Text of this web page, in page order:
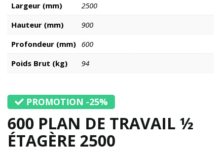
Largeur (mm)
2500
Hauteur (mm)
900
Profondeur (mm) 600
Poids Brut (kg)
94
600 PLAN DE TRAVAIL ½
ÉTAGÈRE 2500
PROMOTION -25%